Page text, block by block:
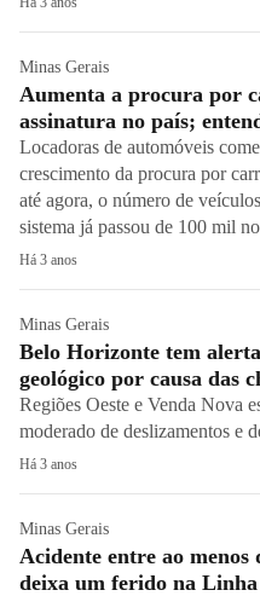
Minas Gerais
Aumenta a procura por
assinatura no país;
Locadoras de automóveis
crescimento da procura por
até agora, o número de
sistema já passou de 100 mil
Há 3 anos
Minas Gerais
Belo Horizonte tem
geológico por causa das
Regiões Oeste e Venda Nova
moderado de deslizamentos e
Há 3 anos
Minas Gerais
Acidente entre ao menos
deixa um ferido na Linha